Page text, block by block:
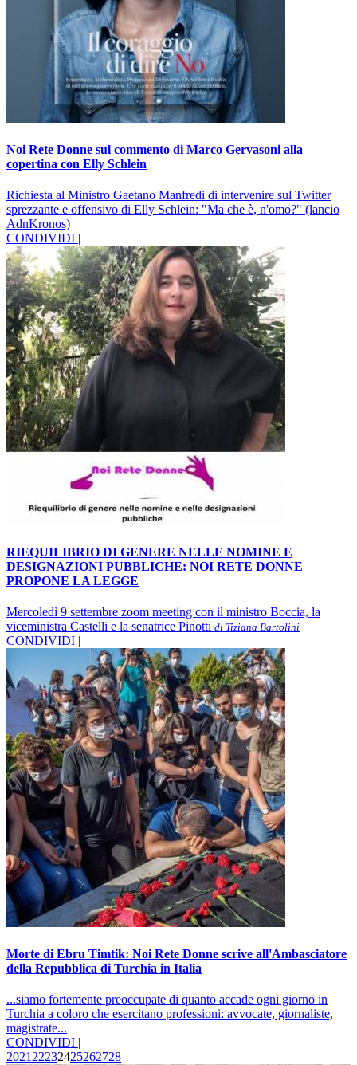
Noi Rete Donne sul commento di Marco Gervasoni alla
copertina con Elly Schlein
Richiesta al Ministro Gaetano Manfredi di intervenire sul Twitter
sprezzante e offensivo di Elly Schlein: "Ma che è, n'omo?" (lancio
AdnKronos)
CONDIVIDI |
RIEQUILIBRIO DI GENERE NELLE NOMINE E
DESIGNAZIONI PUBBLICHE: NOI RETE DONNE
PROPONE LA LEGGE
Mercoledì 9 settembre zoom meeting con il ministro Boccia, la
viceministra Castelli e la senatrice Pinotti di Tiziana Bartolini
CONDIVIDI |
Morte di Ebru Timtik: Noi Rete Donne scrive all'Ambasciatore
della Repubblica di Turchia in Italia
...siamo fortemente preoccupate di quanto accade ogni giorno in
Turchia a coloro che esercitano professioni: avvocate, giornaliste,
magistrate...
CONDIVIDI |
2021 22232425262728